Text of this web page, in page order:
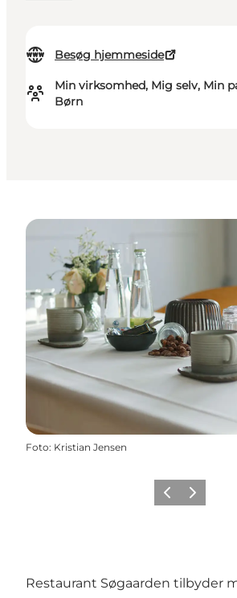
Besøg hjemmeside
Min virksomhed, Mig selv, Min
Børn
Foto: Kristian Jensen
Forrige billede
Næste
Restaurant Søgaarden tilbyder